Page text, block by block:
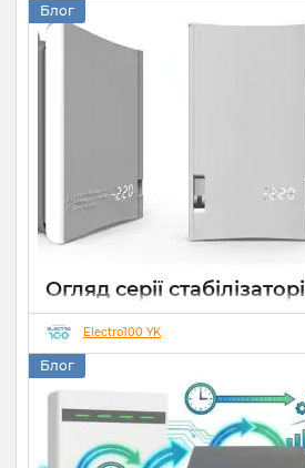
Блог
Огляд серії
Елекс АНТС: більше ніж
захист
22 07 2026
Electro100 YK
Блог